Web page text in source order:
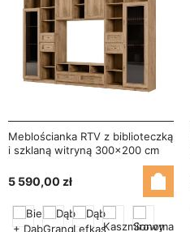
Meblościanka RTV z biblioteczką
i szklaną witryną 300×200 cm
5 590,00 zł